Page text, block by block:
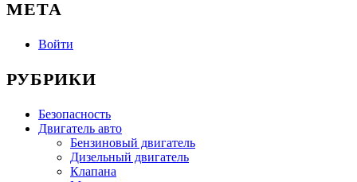
МЕТА
Войти
РУБРИКИ
Безопасность
Двигатель авто
Бензиновый двигатель
Дизельный двигатель
Клапана